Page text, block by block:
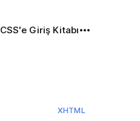
CSS'e Giriş Kitabı
XHTML